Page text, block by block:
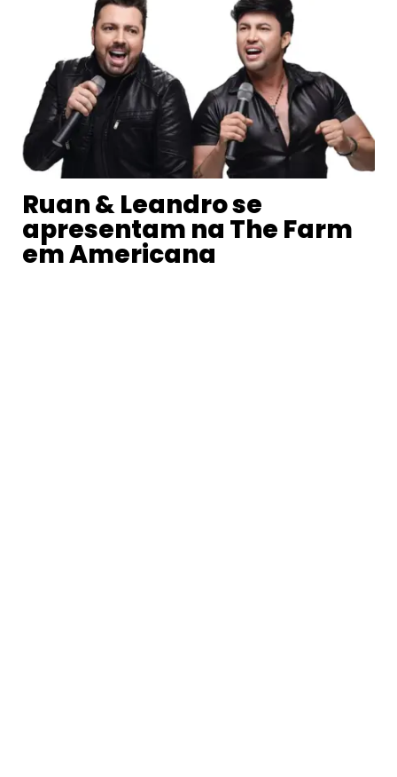
Ruan & Leandro se
apresentam na The Farm
em Americana